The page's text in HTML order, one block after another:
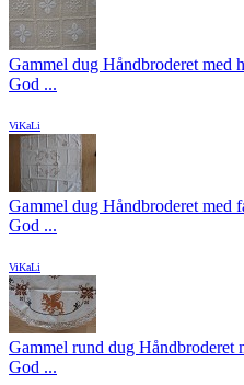
Gammel dug Håndbroderet med
God ...
ViKaLi
Gammel dug Håndbroderet med
God ...
ViKaLi
Gammel rund dug Håndbroderet
God ...